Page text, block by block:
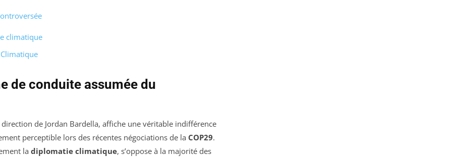
climatique
de conduite assumée du
direction de Jordan Bardella, affiche une véritable indifférence
perceptible lors des récentes négociations de la COP29.
la diplomatie climatique, s’oppose à la majorité des